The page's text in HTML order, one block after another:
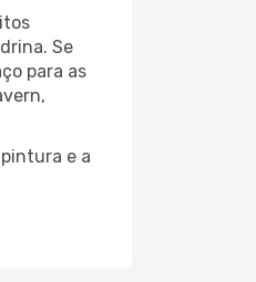
Se
para as
e a